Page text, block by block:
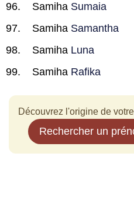
Samiha Sumaia
Samiha Samantha
Samiha Luna
Samiha Rafika
Découvrez l'origine de
Rechercher un